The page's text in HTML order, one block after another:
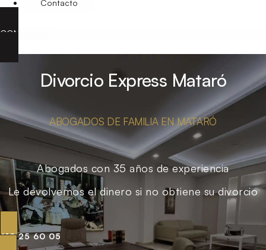
Contacto
CONTACTO
Divorcio Express Mataró
ABOGADOS DE FAMILIA EN MATARÓ
Abogados con 35 años de experiencia
Le devolvemos el dinero si no obtiene su divorcio
619 25 60 05